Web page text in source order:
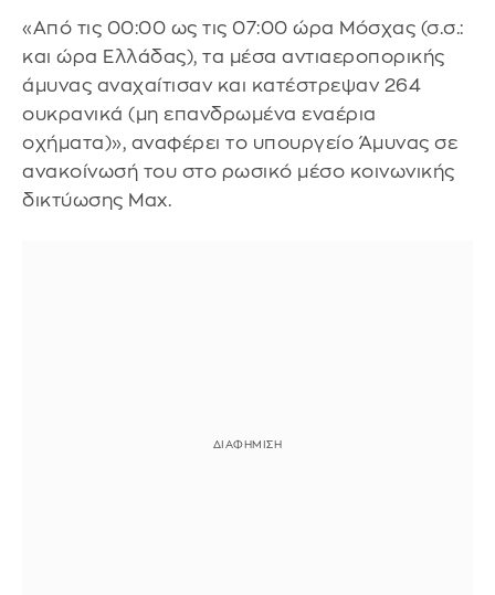
«Από τις 00:00 ως τις 07:00 ώρα Μόσχας (σ.σ.:
και ώρα Ελλάδας), τα μέσα αντιαεροπορικής
άμυνας αναχαίτισαν και κατέστρεψαν 264
ουκρανικά (μη επανδρωμένα εναέρια
οχήματα)», αναφέρει το υπουργείο Άμυνας σε
ανακοίνωσή του στο ρωσικό μέσο κοινωνικής
δικτύωσης Max.